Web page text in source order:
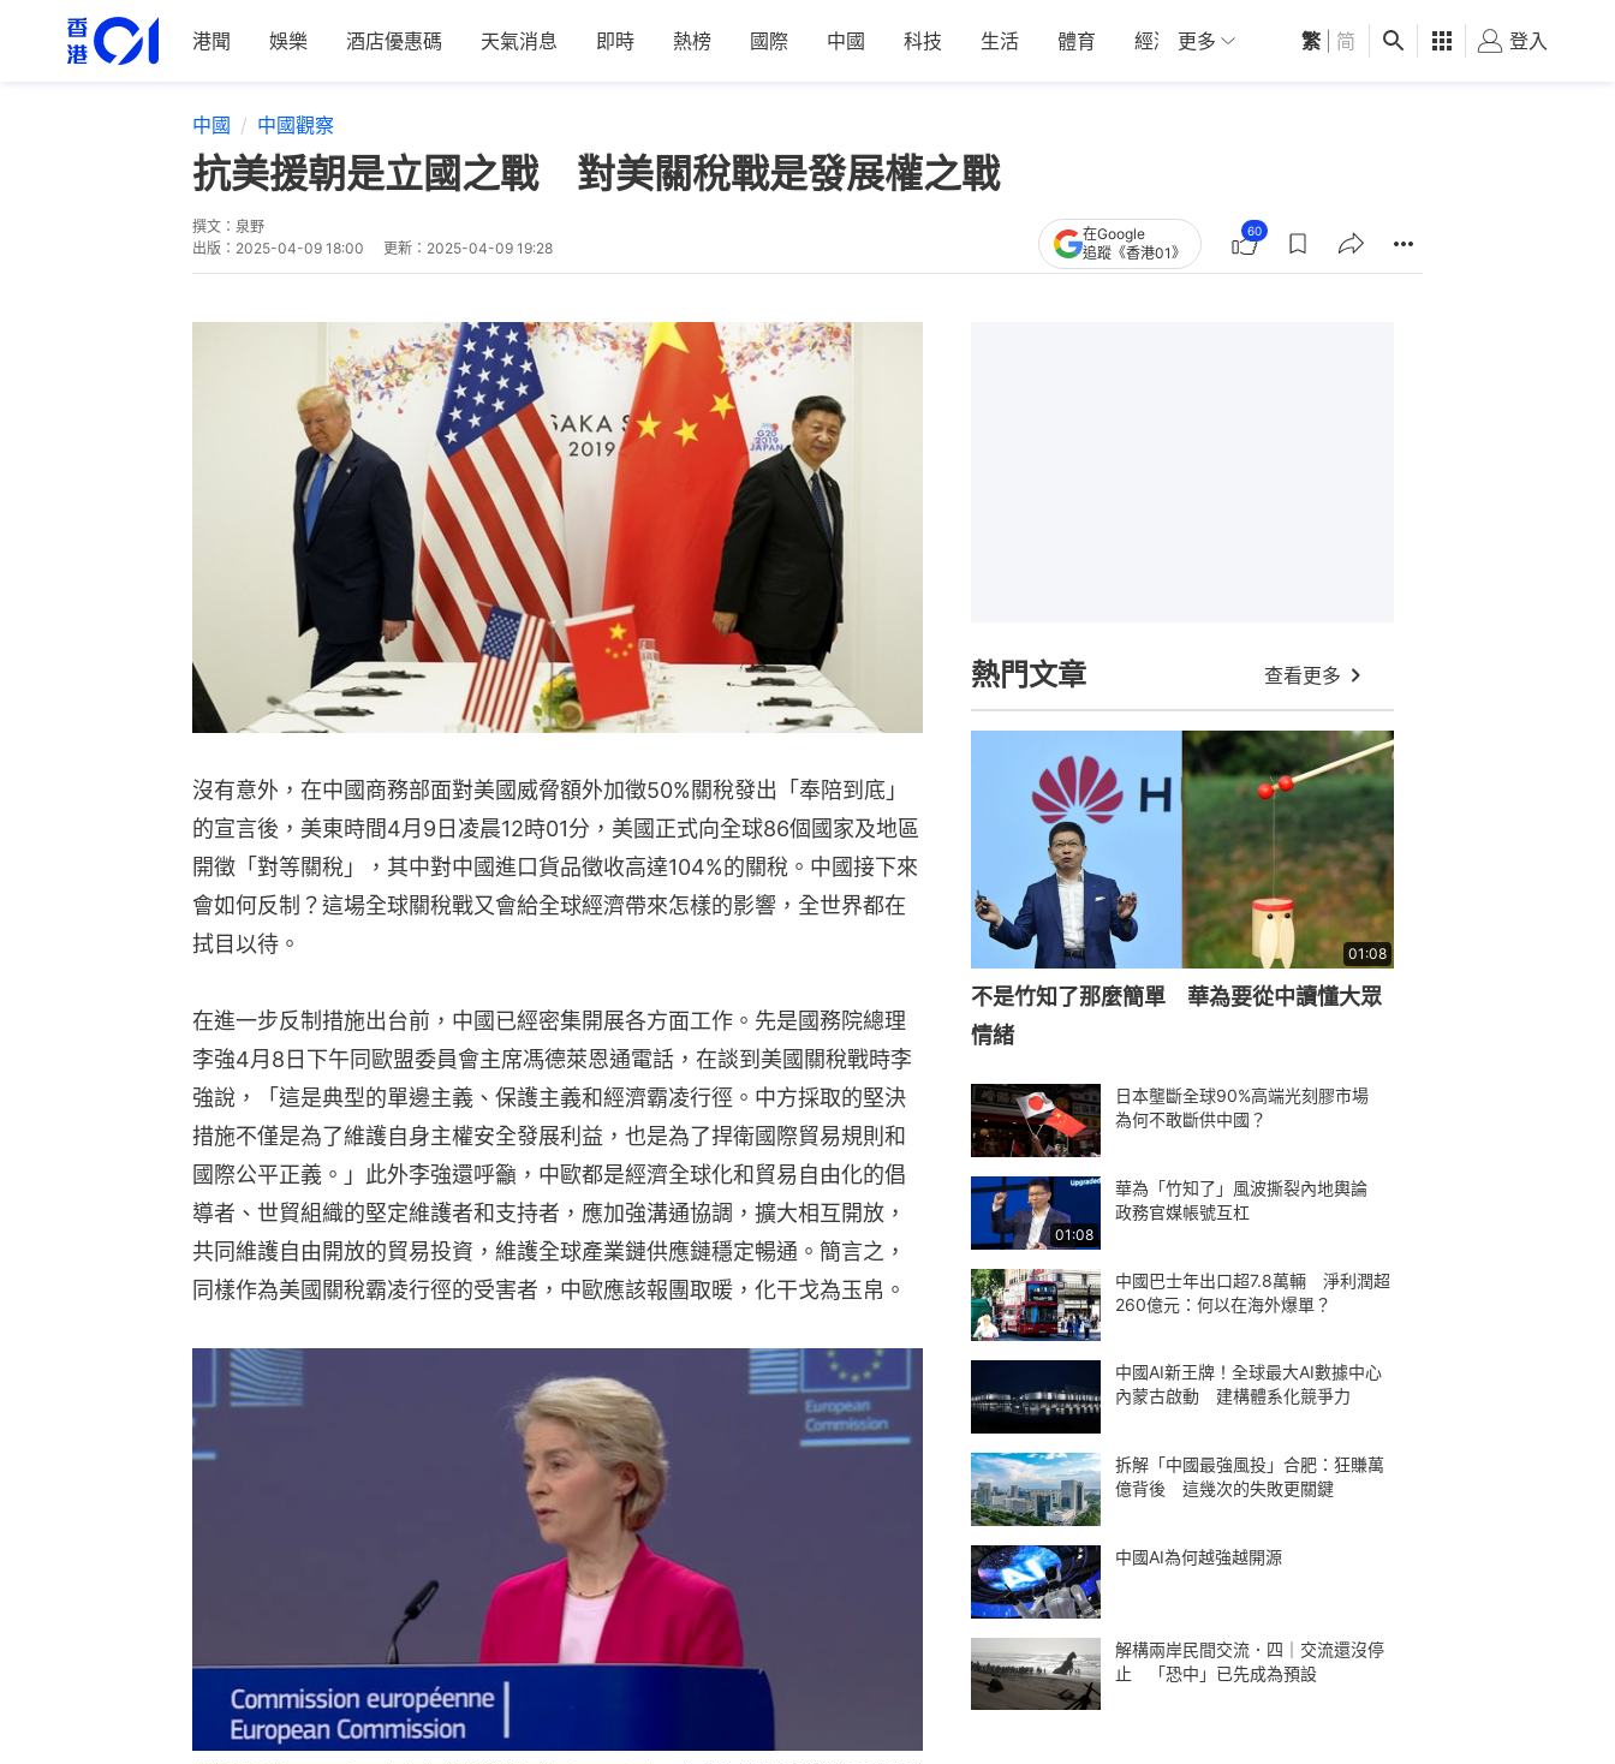
港聞 娛樂 酒店優惠碼 天氣消息 即時 熱榜 國際 中國 科技 生活 體育 經濟 01深圳 觀點 健康 好食玩飛
更多 繁 简 登入
中國 中國觀察
抗美援朝是立國之戰 對美關稅戰是發展權之戰
撰文： 泉野
出版： 2025-04-09 18:00 更新： 2025-04-09 19:28
在Google
追蹤《香港01》
60
沒有意外，在中國商務部面對美國威脅額外加徵50%關稅發出「奉陪到底」
的宣言後，美東時間4月9日凌晨12時01分，美國正式向全球86個國家及地區
開徵「對等關稅」，其中對中國進口貨品徵收高達104%的關稅。中國接下來
會如何反制？這場全球關稅戰又會給全球經濟帶來怎樣的影響，全世界都在
拭目以待。
在進一步反制措施出台前，中國已經密集開展各方面工作。先是國務院總理
李強4月8日下午同歐盟委員會主席馮德萊恩通電話，在談到美國關稅戰時李
強說，「這是典型的單邊主義、保護主義和經濟霸凌行徑。中方採取的堅決
措施不僅是為了維護自身主權安全發展利益，也是為了捍衛國際貿易規則和
國際公平正義。」此外李強還呼籲，中歐都是經濟全球化和貿易自由化的倡
導者、世貿組織的堅定維護者和支持者，應加強溝通協調，擴大相互開放，
共同維護自由開放的貿易投資，維護全球產業鏈供應鏈穩定暢通。簡言之，
同樣作為美國關稅霸凌行徑的受害者，中歐應該報團取暖，化干戈為玉帛。
熱門文章 查看更多
01:08
不是竹知了那麼簡單 華為要從中讀懂大眾
情緒
日本壟斷全球90%高端光刻膠市場
為何不敢斷供中國？
01:08
華為「竹知了」風波撕裂內地輿論
政務官媒帳號互杠
中國巴士年出口超7.8萬輛 淨利潤超
260億元：何以在海外爆單？
中國AI新王牌！全球最大AI數據中心
內蒙古啟動 建構體系化競爭力
拆解「中國最強風投」合肥：狂賺萬
億背後 這幾次的失敗更關鍵
中國AI為何越強越開源
解構兩岸民間交流．四｜交流還沒停
止 「恐中」已先成為預設